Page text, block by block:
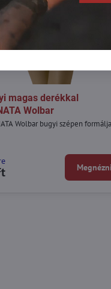
magas derékkal
Wolbar
Wolbar bugyi szépen
Megnézni